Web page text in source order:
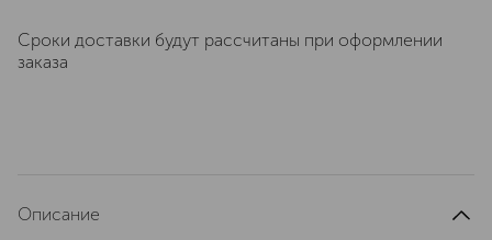
Сроки доставки будут рассчитаны при оформлении
заказа
Описание